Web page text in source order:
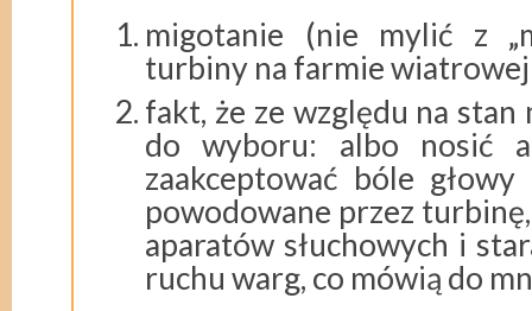
migotanie (nie mylić z
turbiny na farmie
fakt, że ze względu na stan
do wyboru: albo nosić
zaakceptować bóle
powodowane przez
aparatów słuchowych i
ruchu warg, co mówią do